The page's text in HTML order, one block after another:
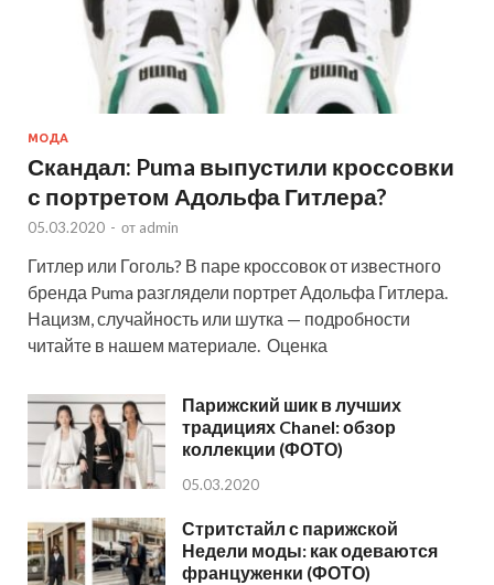
МОДА
Скандал: Puma выпустили кроссовки
с портретом Адольфа Гитлера?
05.03.2020 - от admin
Гитлер или Гоголь? В паре кроссовок от известного
бренда Puma разглядели портрет Адольфа Гитлера.
Нацизм, случайность или шутка — подробности
читайте в нашем материале. Оценка
Парижский шик в лучших
традициях Chanel: обзор
коллекции (ФОТО)
05.03.2020
Стритстайл с парижской
Недели моды: как одеваются
француженки (ФОТО)